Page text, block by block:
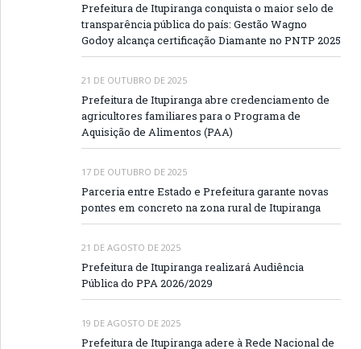
Prefeitura de Itupiranga conquista o maior selo de
transparência pública do país: Gestão Wagno
Godoy alcança certificação Diamante no PNTP 2025
21 DE OUTUBRO DE 2025
Prefeitura de Itupiranga abre credenciamento de
agricultores familiares para o Programa de
Aquisição de Alimentos (PAA)
17 DE OUTUBRO DE 2025
Parceria entre Estado e Prefeitura garante novas
pontes em concreto na zona rural de Itupiranga
21 DE AGOSTO DE 2025
Prefeitura de Itupiranga realizará Audiência
Pública do PPA 2026/2029
19 DE AGOSTO DE 2025
Prefeitura de Itupiranga adere à Rede Nacional de